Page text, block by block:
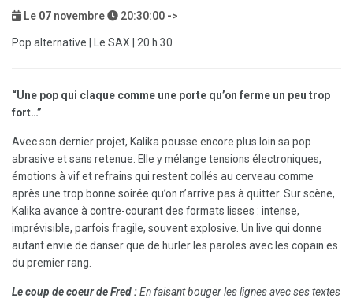
Le 07 novembre 20:30:00 ->
Pop alternative | Le SAX | 20 h 30
“Une pop qui claque comme une porte qu’on ferme un peu trop
fort…”
Avec son dernier projet, Kalika pousse encore plus loin sa pop
abrasive et sans retenue. Elle y mélange tensions électroniques,
émotions à vif et refrains qui restent collés au cerveau comme
après une trop bonne soirée qu’on n’arrive pas à quitter. Sur scène,
Kalika avance à contre-courant des formats lisses : intense,
imprévisible, parfois fragile, souvent explosive. Un live qui donne
autant envie de danser que de hurler les paroles avec les copain·es
du premier rang.
Le coup de coeur de Fred :En faisant bouger les lignes avec ses textes